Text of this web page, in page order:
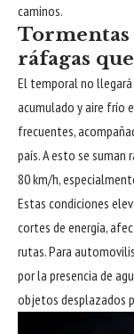
caminos.
Tormentas
ráfagas
El temporal no
acumulado y aire frío
frecuentes,
país. A esto se
80 km/h,
Estas condiciones
cortes de energía,
rutas. Para
por la presencia de
objetos desplazados